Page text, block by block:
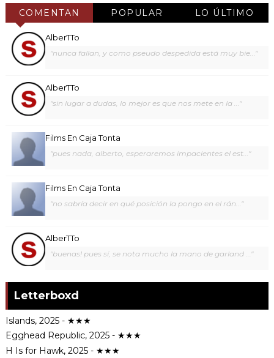
COMENTAN POPULAR LO ÚLTIMO
AlberTTo
"nunca fallan, y como pseudo despedida está muy bie..."
AlberTTo
"sin lugar a dudas, lo mejor es que nos mete en la ..."
Films En Caja Tonta
"pues nada, alberto, esperaremos impacientes el est..."
Films En Caja Tonta
"no sabría decir en qué posición la pongo en el rán..."
AlberTTo
"buenas! pues sí, se nota mucho la mano de garland ..."
Letterboxd
Islands, 2025 - ★★★
Egghead Republic, 2025 - ★★★
H Is for Hawk, 2025 - ★★★